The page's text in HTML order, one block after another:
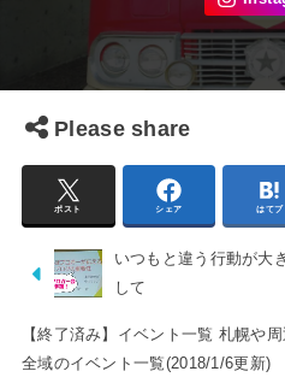
Please share
ポスト シェア はてブ
いつもと違う行動が大
して
【終了済み】イベント一覧 札幌や
全域のイベント一覧(2018/1/6更新)